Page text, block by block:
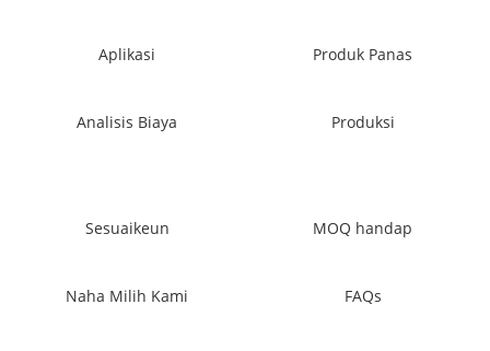
Aplikasi Produk Panas
Analisis Biaya Produksi
Sesuaikeun MOQ handap
Naha Milih Kami FAQs